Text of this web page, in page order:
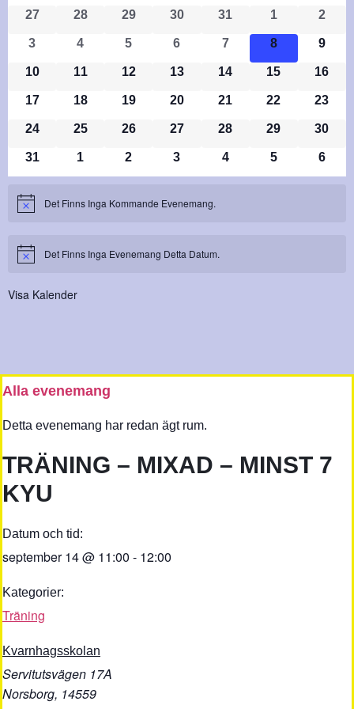
Av
Evenemang
0 Evenemang
27 0 Evenemang
28 0 Evenemang
29 0 Evenemang
30 0 Evenemang
31 0 Evenemang
1 0
2
0 Evenemang
3 0 Evenemang
4 0 Evenemang
5 0 Evenemang
6 0 Evenemang
7 0 Evenemang
8 0
9
0 Evenemang
10 0 Evenemang
11 0 Evenemang
12 0 Evenemang
13 0 Evenemang
14 0 Evenemang
15 0
16
0 Evenemang
17 0 Evenemang
18 0 Evenemang
19 0 Evenemang
20 0 Evenemang
21 0 Evenemang
22 0
23
0 Evenemang
24 0 Evenemang
25 0 Evenemang
26 0 Evenemang
27 0 Evenemang
28 0 Evenemang
29 0
30
0 Evenemang
31 0 Evenemang
1 0 Evenemang
2 0 Evenemang
3 0 Evenemang
4 0 Evenemang
5 0
6
Notis Det Finns Inga Kommande Evenemang.
Notis Det Finns Inga Evenemang Detta Datum.
Visa Kalender
Alla evenemang
Detta evenemang har redan ägt rum.
TRÄNING – MIXAD – MINST 7
KYU
Datum och tid:
september 14@ 11:00 - 12:00
Kategorier:
Träning
Kvarnhagsskolan
Servitutsvägen 17A
Norsborg, 14559